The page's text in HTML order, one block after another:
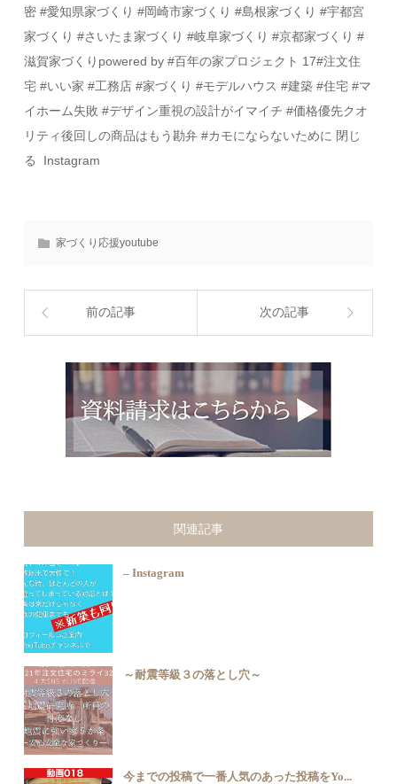
密 #愛知県家づくり #岡崎市家づくり #島根家づくり #宇都宮
家づくり #さいたま家づくり #岐阜家づくり #京都家づくり #
滋賀家づくりpowered by #百年の家プロジェクト 17#注文住
宅 #いい家 #工務店 #家づくり #モデルハウス #建築 #住宅 #マ
イホーム失敗 #デザイン重視の設計がイマイチ #価格優先クオ
リティ後回しの商品はもう勘弁 #カモにならないために 閉じ
る Instagram
家づくり応援youtube
前の記事 次の記事
関連記事
– Instagram
～耐震等級３の落とし穴～
今までの投稿で一番人気のあった投稿をYo...